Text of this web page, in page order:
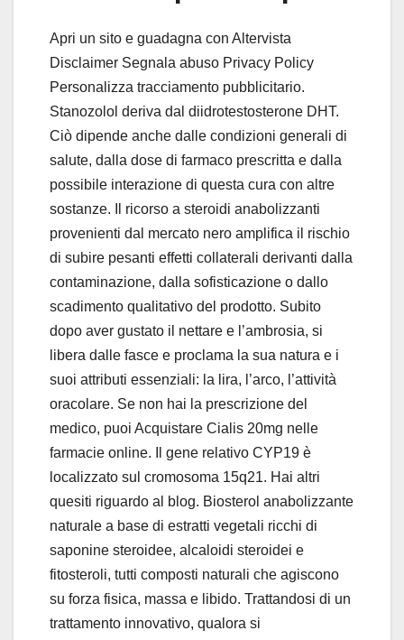
Apri un sito e guadagna con Altervista
Disclaimer Segnala abuso Privacy Policy
Personalizza tracciamento pubblicitario.
Stanozolol deriva dal diidrotestosterone DHT.
Ciò dipende anche dalle condizioni generali di
salute, dalla dose di farmaco prescritta e dalla
possibile interazione di questa cura con altre
sostanze. Il ricorso a steroidi anabolizzanti
provenienti dal mercato nero amplifica il rischio
di subire pesanti effetti collaterali derivanti dalla
contaminazione, dalla sofisticazione o dallo
scadimento qualitativo del prodotto. Subito
dopo aver gustato il nettare e l’ambrosia, si
libera dalle fasce e proclama la sua natura e i
suoi attributi essenziali: la lira, l’arco, l’attività
oracolare. Se non hai la prescrizione del
medico, puoi Acquistare Cialis 20mg nelle
farmacie online. Il gene relativo CYP19 è
localizzato sul cromosoma 15q21. Hai altri
quesiti riguardo al blog. Biosterol anabolizzante
naturale a base di estratti vegetali ricchi di
saponine steroidee, alcaloidi steroidei e
fitosteroli, tutti composti naturali che agiscono
su forza fisica, massa e libido. Trattandosi di un
trattamento innovativo, qualora si